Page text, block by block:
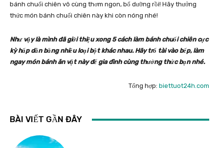
bánh chuối chiên vô cùng thơm ngon, bổ dưỡng rồi! Hãy thưởng
thức món bánh chuối chiên này khi còn nóng nhé!
Như vậy là mình đã giới thiệu xong 5 cách làm bánh chuối chiên cực
kỳ hấp dẫn bằng nhiều loại bột khác nhau. Hãy trổ tài vào bếp, làm
ngay món bánh ăn vặt này để gia đình cùng thưởng thức bạn nhé.
Tổng hợp: biettuot24h.com
BÀI VIẾT GẦN ĐÂY